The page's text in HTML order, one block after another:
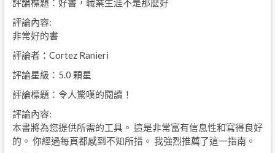
評論標題：好書，職業生涯不是那麼好
評論內容:
非常好的書
評論者：Cortez Ranieri
評論星級：5.0 顆星
評論標題：令人驚嘆的閱讀！
評論內容:
本書將為您提供所需的工具。 這是非常富有信息性和寫得良好
的。 你經過每頁都感到不知所措。 我強烈推薦了這一指南。